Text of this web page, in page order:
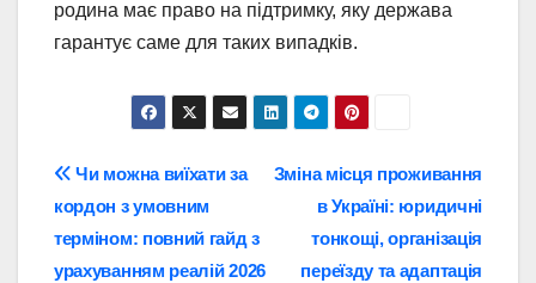
родина має право на підтримку, яку держава
гарантує саме для таких випадків.
Навігація
записів
Зміна місця проживання
в Україні: юридичні
тонкощі, організація
переїзду та адаптація
Чи можна виїхати за
кордон з умовним
терміном: повний гайд з
урахуванням реалій 2026